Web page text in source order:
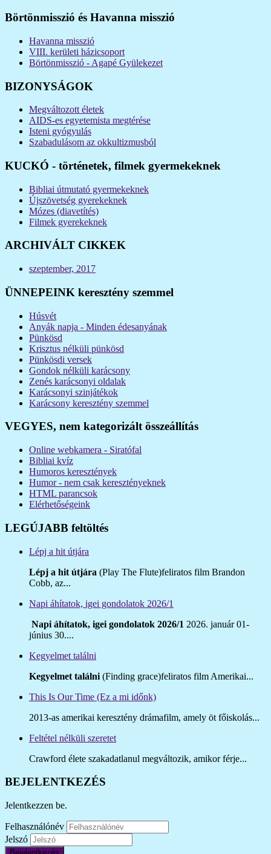
Börtönmisszió és Havanna misszió
Havanna misszió
VIII. kerületi házicsoport
Börtönmisszió - Agapé Gyülekezet
BIZONYSÁGOK
Megváltozott életek
AIDS-es egyetemista megtérése
Isteni gyógyulás
Szabadulásom az okkultizmusból
KUCKÓ - történetek, filmek gyermekeknek
Bibliai útmutató gyermekeknek
Újszövetség gyerekeknek
Mózes (diavetítés)
Filmek gyerekeknek
ARCHIVÁLT CIKKEK
szeptember, 2017
ÜNNEPEINK keresztény szemmel
Húsvét
Anyák napja - Minden édesanyának
Pünkösd
Krisztus nélküli pünkösd
Pünkösdi versek
Gondok nélküli karácsony
Zenés karácsonyi oldalak
Karácsonyi szinjátékok
Karácsony keresztény szemmel
VEGYES, nem kategorizált összeállítás
Online webkamera - Siratófal
Bibliai kvíz
Humoros keresztények
Humor - nem csak keresztényeknek
HTML parancsok
Elérhetőségeink
LEGÚJABB feltöltés
Lépj a hit útjára
Lépj a hit útjára (Play The Flute)feliratos film Brandon
Cobb, az...
Napi áhítatok, igei gondolatok 2026/1
Napi áhítatok, igei gondolatok 2026/1 2026. január 01-
június 30....
Kegyelmet találni
Kegyelmet találni (Finding grace)feliratos film Amerikai...
This Is Our Time (Ez a mi időnk)
2013-as amerikai keresztény drámafilm, amely öt főiskolás...
Feltétel nélküli szeretet
Crawford élete szakadatlanul megváltozik, amikor férje...
BEJELENTKEZÉS
Jelentkezzen be.
Felhasználónév
Jelszó